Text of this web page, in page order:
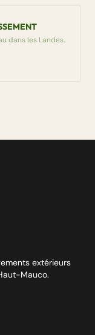
dans les Landes.
extérieurs
Mauco.